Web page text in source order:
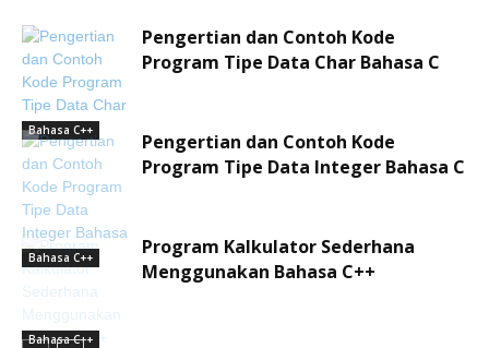
Bahasa C++
Pengertian dan Contoh Kode
Program Tipe Data Char Bahasa C
Bahasa C++
Pengertian dan Contoh Kode
Program Tipe Data Integer Bahasa C
Bahasa C++
Program Kalkulator Sederhana
Menggunakan Bahasa C++